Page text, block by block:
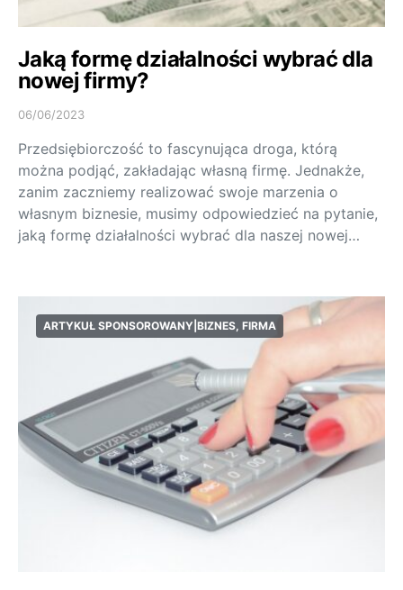
Jaką formę działalności wybrać dla
nowej firmy?
06/06/2023
Przedsiębiorczość to fascynująca droga, którą
można podjąć, zakładając własną firmę. Jednakże,
zanim zaczniemy realizować swoje marzenia o
własnym biznesie, musimy odpowiedzieć na pytanie,
jaką formę działalności wybrać dla naszej nowej…
ARTYKUŁ SPONSOROWANY|BIZNES, FIRMA